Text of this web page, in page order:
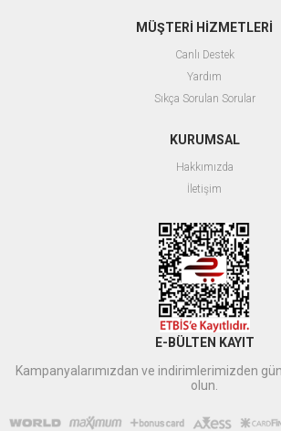
MÜŞTERİ HİZMETLERİ
Canlı Destek
Yardım
Sıkça Sorulan Sorular
KURUMSAL
Hakkımızda
İletişim
E-BÜLTEN KAYIT
Kampanyalarımızdan ve indirimlerimizden
olun.